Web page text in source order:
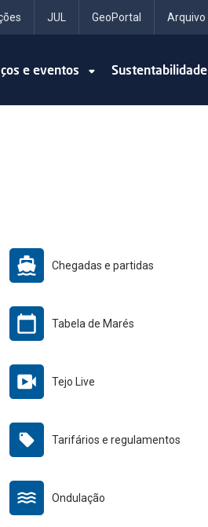
JUL GeoPortal Arquivo
e eventos Sustentabilidade
Chegadas e partidas
Tabela de Marés
Tejo Live
Tarifários e regulamentos
Ondulação